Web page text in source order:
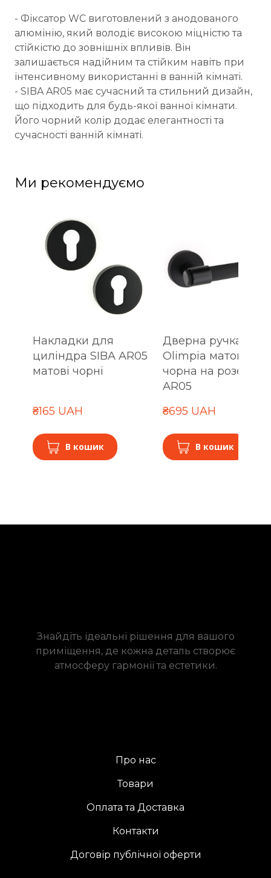
- Фіксатор WC виготовлений з анодованого
алюмінію, який володіє високою міцністю та
стійкістю до зовнішніх впливів. Він
залишається надійним та стійким навіть при
інтенсивному використанні в ванній кімнаті.
- SIBA AR05 має сучасний та стильний дизайн,
що підходить для будь-якої ванної кімнати.
Його чорний колір додає елегантності та
сучасності ванній кімнаті.
Ми рекомендуємо
Накладки для
циліндра SIBA AR05
матові чорні
₴165 UAH
В кошик
Дверна ручка SIBA
Olimpia матова
чорна на розетці
AR05
₴695 UAH
В кошик
Знайдіть ідеальні рішення для вашого
приміщення, де кожна деталь створює
атмосферу гармонії та естетики.
Про нас
Товари
Оплата та Доставка
Контакти
Договір публічної оферти